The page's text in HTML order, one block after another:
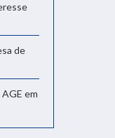
de
em